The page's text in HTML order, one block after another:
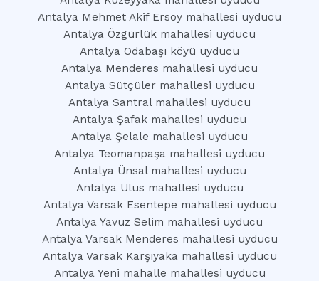
Antalya Mehmet Akif Ersoy mahallesi uyducu
Antalya Özgürlük mahallesi uyducu
Antalya Odabaşı köyü uyducu
Antalya Menderes mahallesi uyducu
Antalya Sütçüler mahallesi uyducu
Antalya Santral mahallesi uyducu
Antalya Şafak mahallesi uyducu
Antalya Şelale mahallesi uyducu
Antalya Teomanpaşa mahallesi uyducu
Antalya Ünsal mahallesi uyducu
Antalya Ulus mahallesi uyducu
Antalya Varsak Esentepe mahallesi uyducu
Antalya Yavuz Selim mahallesi uyducu
Antalya Varsak Menderes mahallesi uyducu
Antalya Varsak Karşıyaka mahallesi uyducu
Antalya Yeni mahalle mahallesi uyducu